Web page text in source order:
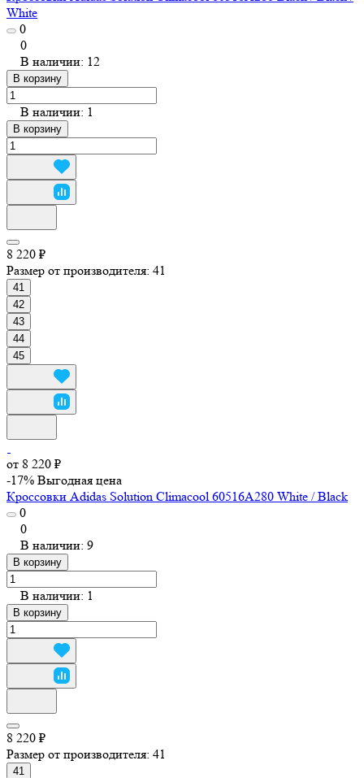
White
0
0
В наличии: 12
В корзину
В наличии: 1
В корзину
8 220 ₽
Размер от производителя: 41
41
42
43
44
45
от 8 220 ₽
-17% Выгодная цена
Кроссовки Adidas Solution Climacool 60516A280 White / Black
0
0
В наличии: 9
В корзину
В наличии: 1
В корзину
8 220 ₽
Размер от производителя: 41
41